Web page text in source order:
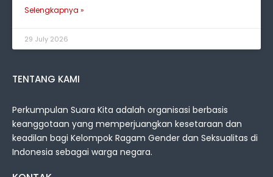
Selengkapnya »
29 July 2026
TENTANG KAMI
Perkumpulan Suara Kita adalah organisasi berbasis
keanggotaan yang memperjuangkan kesetaraan dan
keadilan bagi Kelompok Ragam Gender dan Seksualitas di
Indonesia sebagai warga negara.